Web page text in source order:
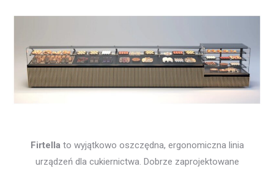
Firtella to wyjątkowo oszczędna, ergonomiczna linia
urządzeń dla cukiernictwa. Dobrze zaprojektowane